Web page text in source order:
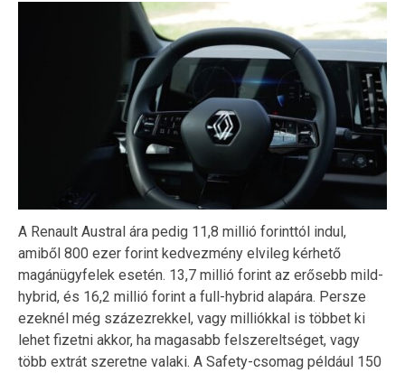
A Renault Austral ára pedig 11,8 millió forinttól indul,
amiből 800 ezer forint kedvezmény elvileg kérhető
magánügyfelek esetén. 13,7 millió forint az erősebb mild-
hybrid, és 16,2 millió forint a full-hybrid alapára. Persze
ezeknél még százezrekkel, vagy milliókkal is többet ki
lehet fizetni akkor, ha magasabb felszereltséget, vagy
több extrát szeretne valaki. A Safety-csomag például 150